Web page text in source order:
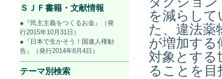
を減らし
た、違法薬
が増加する
対象とする
ることを目
ＳＪＦ書籍・文献情報
●『民主主義をつくるお金』（発
行2015年10月31日）
●『日本で生かそう！国連人権勧
告』（発行2014年8月4日）
テーマ別検索